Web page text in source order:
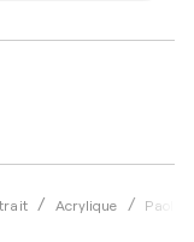
Acrylique Paola